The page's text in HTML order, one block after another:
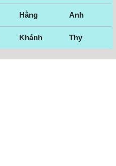
Hằng Anh
Khánh Thy